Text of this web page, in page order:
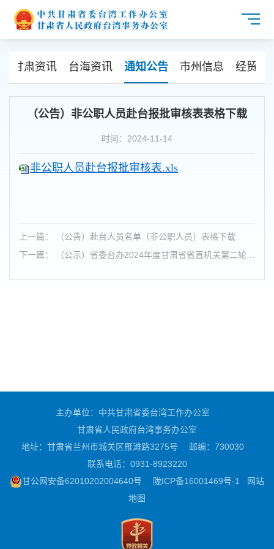
甘肃资讯 台海资讯 通知公告 市州信息 经贸合
（公告）非公职人员赴台报批审核表表格下载
时间：2024-11-14
非公职人员赴台报批审核表.xls
上一篇： （公告）赴台人员名单（非公职人员）表格下载
下一篇： （公示）省委台办2024年度甘肃省省直机关第二轮
主办单位：中共甘肃省委台湾工作办公室
甘肃省人民政府台湾事务办公室
地址：甘肃省兰州市城关区雁滩路3275号
邮编：730030
联系电话：0931-8923220
甘公网安备62010202004640号
陇ICP备16001469号-1
网站
地图